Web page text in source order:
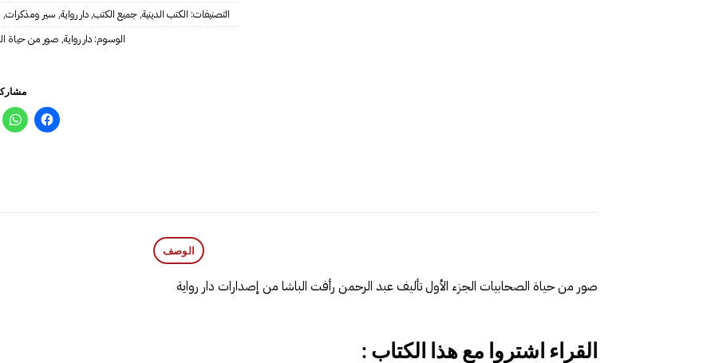
التصنيفات: الكتب الدينية,جميع الكتب,دار رواية, سير ومذكرات,
الوسوم:دار رواية, صور من حياة
الوصف
صور من حياة الصحابيات الجزء الأول تأليف عبد الرحمن رأفت الباشا من إصدارات دار رواية
القراء اشتروا مع هذا الكتاب :